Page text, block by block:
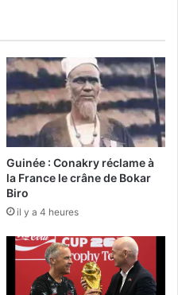
Guinée : Conakry réclame à
la France le crâne de Bokar
Biro
il y a 4 heures